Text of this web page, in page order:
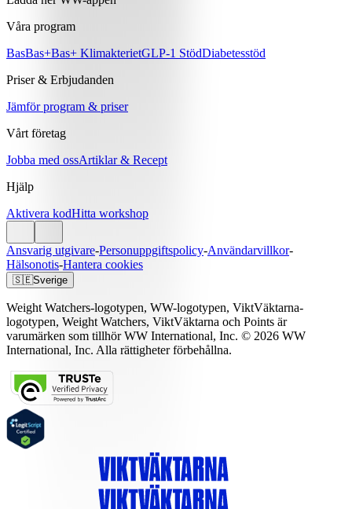
Våra program
BasBas+Bas+ KlimakterietGLP-1 StödDiabetesstöd
Priser & Erbjudanden
Jämför program & priser
Vårt företag
Jobba med ossArtiklar & Recept
Hjälp
Aktivera kodHitta workshop
Ansvarig utgivare-Personuppgiftspolicy-Användarvillkor-
Hälsonotis-Hantera cookies
🇸🇪Sverige
Weight Watchers-logotypen, WW-logotypen, ViktVäktarna-
logotypen, Weight Watchers, ViktVäktarna och Points är
varumärken som tillhör WW International, Inc. © 2026 WW
International, Inc. Alla rättigheter förbehållna.